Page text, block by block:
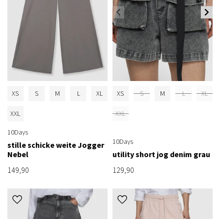
XS S M L XL
XXL
10Days
stille schicke weite Jogger
Nebel
149,90
XS S M L XL
XXL
10Days
utility short jog denim grau
129,90